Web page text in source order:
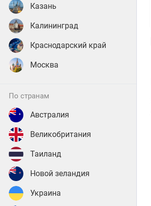
Казань
Калининград
Краснодарский край
Москва
по странам
Австралия
Великобритания
Таиланд
Новой зеландия
Украина